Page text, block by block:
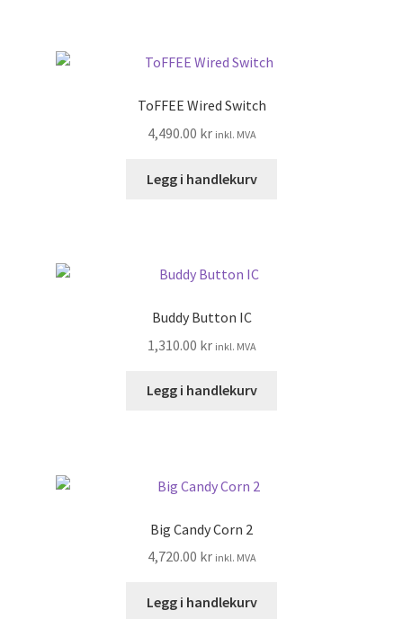
ToFFEE Wired Switch
4,490.00 kr inkl. MVA
Legg i handlekurv
Buddy Button IC
1,310.00 kr inkl. MVA
Legg i handlekurv
Big Candy Corn 2
4,720.00 kr inkl. MVA
Legg i handlekurv